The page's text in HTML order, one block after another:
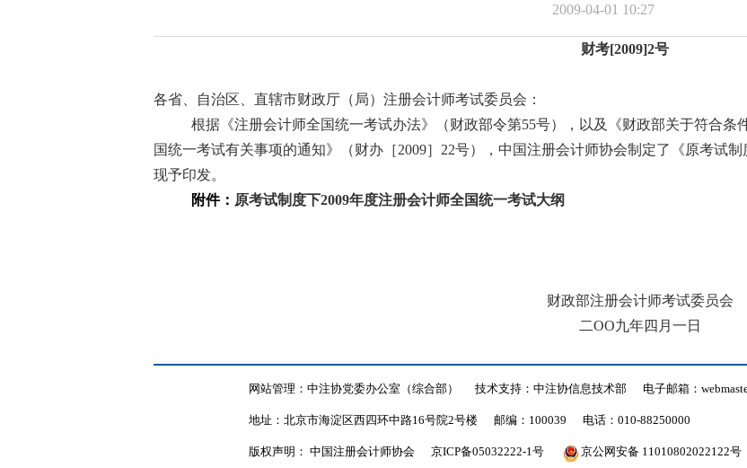
2009-04-01 10:27
财考[2009]2号
各省、自治区、直辖市财政厅（局）注册会计师考试委员会：
根据《注册会计师全国统一考试办法》（财政部令第55号），以及《财政部关于符合条
国统一考试有关事项的通知》（财办［2009］ 22号），中国注册会计师协会制定了《原考试制
现予印发。
附件： 原考试制度下2009年度注册会计师全国统一考试大纲
财政部注册会计师考试委员会
二ΟΟ九年四月一日
网站管理：中注协党委办公室（综合部） 技术支持：中注协信息技术部 电子邮箱：
地址：北京市海淀区西四环中路16号院2号楼 邮编：100039 电话：010-88250000
版权声明： 中国注册会计师协会 京ICP备05032222-1号 京公网安备 11010802022122号